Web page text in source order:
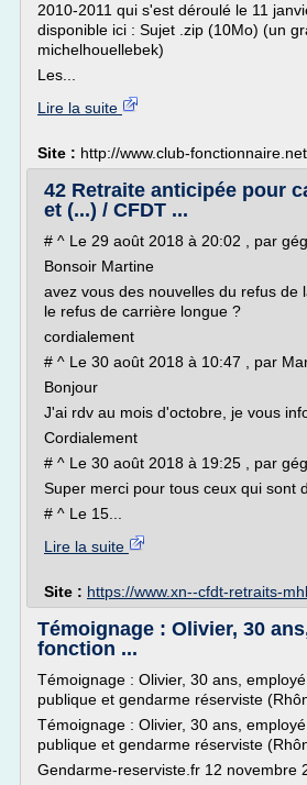
2010-2011 qui s'est déroulé le 11
disponible ici : Sujet .zip (10Mo) (un
michelhouellebek)
Les...
Lire la suite
Site : http://www.club-fonctionnaire.net
42 Retraite anticipée pour
et (...) / CFDT ...
# ^ Le 29 août 2018 à 20:02 , par
Bonsoir Martine
avez vous des nouvelles du refus de
le refus de carrière longue ?
cordialement
# ^ Le 30 août 2018 à 10:47 , par
Bonjour
J'ai rdv au mois d'octobre, je vous
Cordialement
# ^ Le 30 août 2018 à 19:25 , par
Super merci pour tous ceux qui sont
# ^ Le 15...
Lire la suite
Site : https://www.xn--cfdt-retraits-
Témoignage : Olivier, 30
fonction ...
Témoignage : Olivier, 30 ans,
publique et gendarme réserviste
Témoignage : Olivier, 30 ans,
publique et gendarme réserviste
Gendarme-reserviste.fr 12 novembre